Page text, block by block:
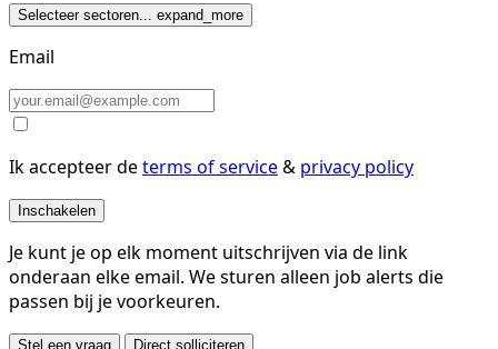
Selecteer sectoren... expand_more
Email
Ik accepteer determs of service& privacy policy
Inschakelen
Je kunt je op elk moment uitschrijven via de link
onderaan elke email. We sturen alleen job alerts die
passen bij je voorkeuren.
Stel een vraag Direct solliciteren